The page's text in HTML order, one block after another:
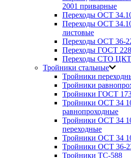
2001 приварные
Переходы ОСТ
Переходы ОСТ
листовые
Переходы ОСТ 36-
Переходы ГОСТ
Переходы СТО
Тройники стальные
Тройники
Тройники
Тройники ГОСТ
Тройники ОСТ 34
равнопроходные
Тройники ОСТ 34
переходные
Тройники ОСТ 34
Тройники ОСТ 36-
Тройники ТС-588